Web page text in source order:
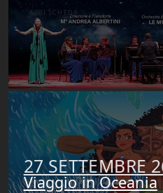
APRI SCHEDA
27 SETTEMBRE
Viaggio in Oceania